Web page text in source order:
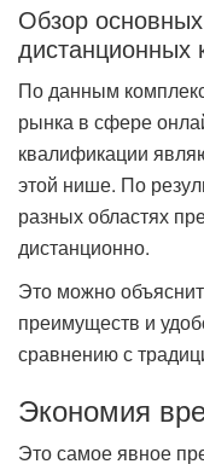
Обзор
дистанционных
По данным
рынка в сфере
квалификации
этой нише. По
разных областях
дистанционно.
Это можно
преимуществ и
сравнению с
Экономия
Это самое явное